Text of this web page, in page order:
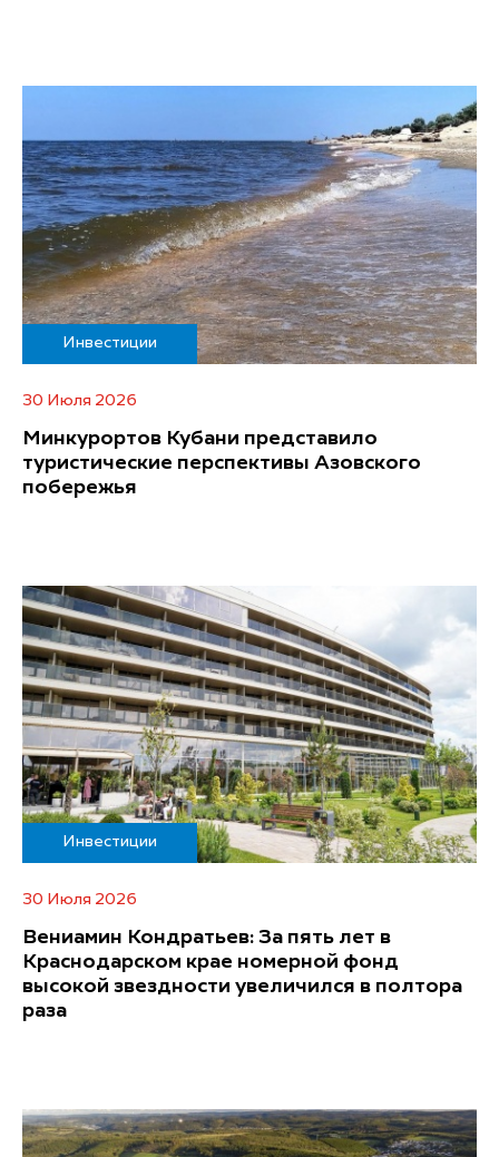
Инвестиции
30 Июля 2026
Минкурортов Кубани представило
туристические перспективы Азовского
побережья
Инвестиции
30 Июля 2026
Вениамин Кондратьев: За пять лет в
Краснодарском крае номерной фонд
высокой звездности увеличился в полтора
раза